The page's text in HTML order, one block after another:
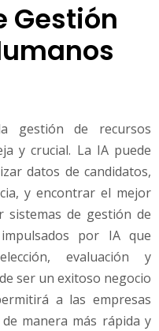
Gestión
gestión de recursos
y crucial. La IA puede
datos de candidatos,
y encontrar el mejor
sistemas de gestión de
por IA que
evaluación y
ser un exitoso negocio
a las empresas
manera más rápida y